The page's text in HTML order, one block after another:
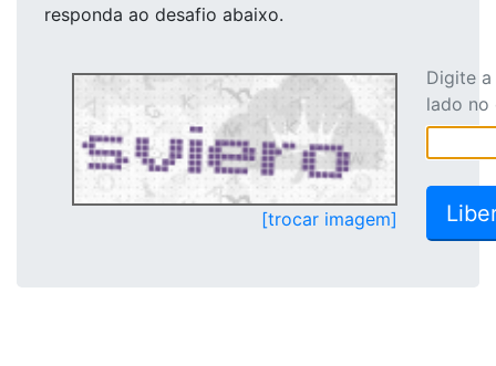
responda ao desafio abaixo.
[trocar imagem]
Digite
lado no